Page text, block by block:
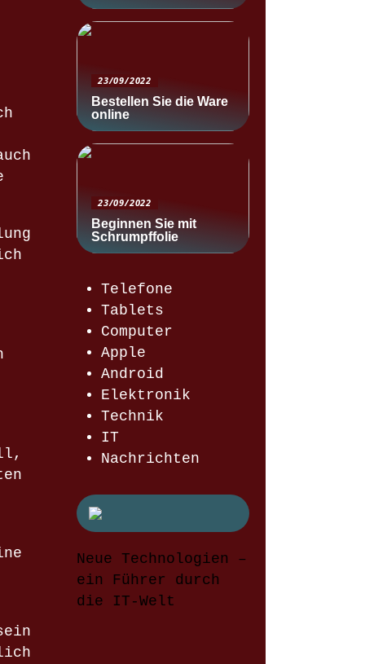
23/09/2022
Bestellen Sie die Ware
online
23/09/2022
Beginnen Sie mit
Schrumpffolie
Telefone
Tablets
Computer
Apple
Android
Elektronik
Technik
IT
Nachrichten
Neue Technologien –
ein Führer durch
die IT-Welt